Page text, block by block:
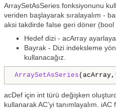
ArraySetAsSeries fonksiyonunu
veriden başlayarak sıralayalım -
aksi takdirde false geri döner
Hedef dizi - acArray
Bayrak - Dizi indeksleme
kullanacağız.
ArraySetAsSeries (acArray,
acDef için int türü değişken
kullanarak AC’yi tanımlayalım.